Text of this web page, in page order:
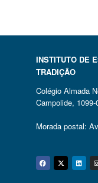
INSTITUTO DE
TRADIÇÃO
Colégio Almada
Campolide,
Morada postal: